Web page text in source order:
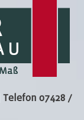
Telefon 07428 /